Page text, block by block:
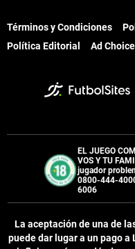
Términos y Condiciones
Política Editorial
Ad
EL JUEGO
VOS Y TU
jugador
0800-444-
6006
La aceptación de una de
puede dar lugar a un pago a